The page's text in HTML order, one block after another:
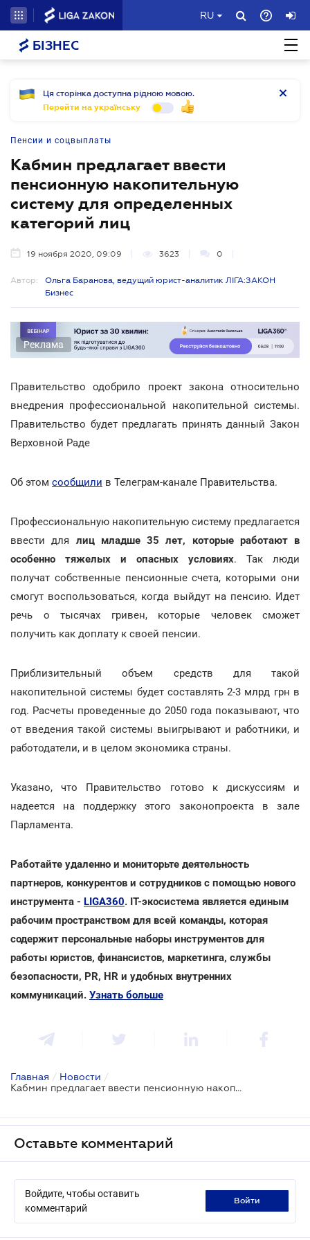
RU
БІЗНЕС
Ця сторінка доступна рідною мовою.
Перейти на українську
Пенсии и соцвыплаты
Кабмин предлагает ввести
пенсионную накопительную
систему для определенных
категорий лиц
19 ноября 2020, 09:09 3623 0
Автор:
Ольга Баранова, ведущий юрист-аналитик ЛІГА:ЗАКОН
Бизнес
Реклама
Правительство одобрило проект закона относительно
внедрения профессиональной накопительной системы.
Правительство будет предлагать принять данный Закон
Верховной Раде
Об этом сообщили в Телеграм-канале Правительства.
Профессиональную накопительную систему предлагается
ввести для лиц младше 35 лет, которые работают в
особенно тяжелых и опасных условиях. Так люди
получат собственные пенсионные счета, которыми они
смогут воспользоваться, когда выйдут на пенсию. Идет
речь о тысячах гривен, которые человек сможет
получить как доплату к своей пенсии.
Приблизительный объем средств для такой
накопительной системы будет составлять 2-3 млрд грн в
год. Расчеты проведенные до 2050 года показывают, что
от введения такой системы выигрывают и работники, и
работодатели, и в целом экономика страны.
Указано, что Правительство готово к дискуссиям и
надеется на поддержку этого законопроекта в зале
Парламента.
Работайте удаленно и мониторьте деятельность
партнеров, конкурентов и сотрудников с помощью нового
инструмента - LIGA360. IT-экосистема является единым
рабочим пространством для всей команды, которая
содержит персональные наборы инструментов для
работы юристов, финансистов, маркетинга, службы
безопасности, PR, HR и удобных внутренних
коммуникаций. Узнать больше
Главная / Новости /
Кабмин предлагает ввести пенсионную накопительную систему для определенных категорий лиц
Оставьте комментарий
Войдите, чтобы оставить
комментарий
войти